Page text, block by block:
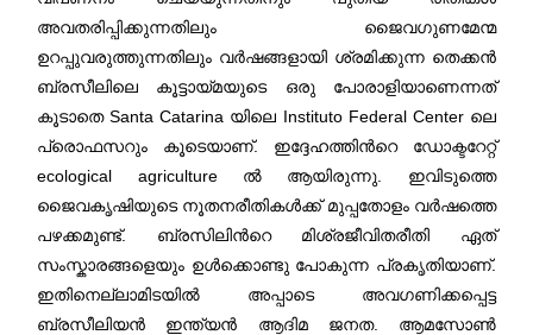
അവതരിപ്പിക്കുന്നതിലും ജൈവഗുണമേന്മ
ഉറപ്പുവരുത്തുന്നതിലും വര്‍ഷങ്ങളായി ശ്രമിക്കുന്ന തെക്കന്‍
ബ്രസീലിലെ കൂട്ടായ്മയുടെ ഒരു പോരാളിയാണെന്നത്
കൂടാതെ Santa Catarina യിലെ Instituto Federal Center ലെ
പ്രൊഫസറും കൂടെയാണ്. ഇദ്ദേഹത്തിന്‍റെ ഡോക്ടറേറ്റ്‌
ecological agriculture ല്‍ ആയിരുന്നു. ഇവിടുത്തെ
ജൈവകൃഷിയുടെ നൂതനരീതികള്‍ക്ക് മുപ്പതോളം വര്‍ഷത്തെ
പഴക്കമുണ്ട്. ബ്രസിലിന്‍റെ മിശ്രജീവിതരീതി ഏത്
സംസ്കാരങ്ങളെയും ഉള്‍ക്കൊണ്ടു പോകുന്ന പ്രകൃതിയാണ്.
ഇതിനെല്ലാമിടയില്‍ അപ്പാടെ അവഗണിക്കപ്പെട്ട
ബ്രസീലിയന്‍ ഇന്ത്യന്‍ ആദിമ ജനത. ആമസോണ്‍